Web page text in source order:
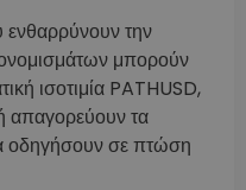
ενθαρρύνουν την
μπορούν
ισοτιμία PATHUSD,
απαγορεύουν τα
οδηγήσουν σε πτώση